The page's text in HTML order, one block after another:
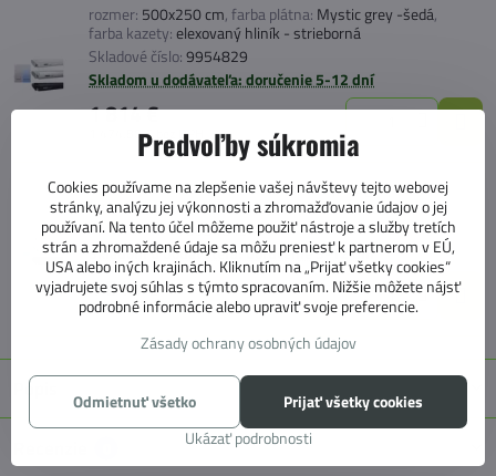
rozmer: 500x250 cm,farba plátna: Mystic grey -šedá,
farba kazety:elexovaný hliník - strieborná
Skladové číslo:9954829
Skladom u dodávateľa: doručenie 5-12 dní
1 814 €
1 474,80 € bez DPH
rozmer:500x250 cm,farba plátna:Mystic grey -šedá,
farba kazety:antracit
Skladové číslo:9954849
Skladom u dodávateľa: doručenie 5-12 dní
1 814 €
1 474,80 €bez DPH
Popis
Predvoľby súkromia
Cookies používame na zlepšenie vašej návštevy tejto webovej
stránky, analýzu jej výkonnosti a zhromažďovanie údajov o jej
používaní. Na tento účel môžeme použiť nástroje a služby tretích
strán a zhromaždené údaje sa môžu preniesť k partnerom v EÚ,
USA alebo iných krajinách. Kliknutím na „Prijať všetky cookies“
vyjadrujete svoj súhlas s týmto spracovaním. Nižšie môžete nájsť
podrobné informácie alebo upraviť svoje preferencie.
Zásady ochrany osobných údajov
Ukázať podrobnosti
Prijať všetky cookies
Odmietnuť všetko